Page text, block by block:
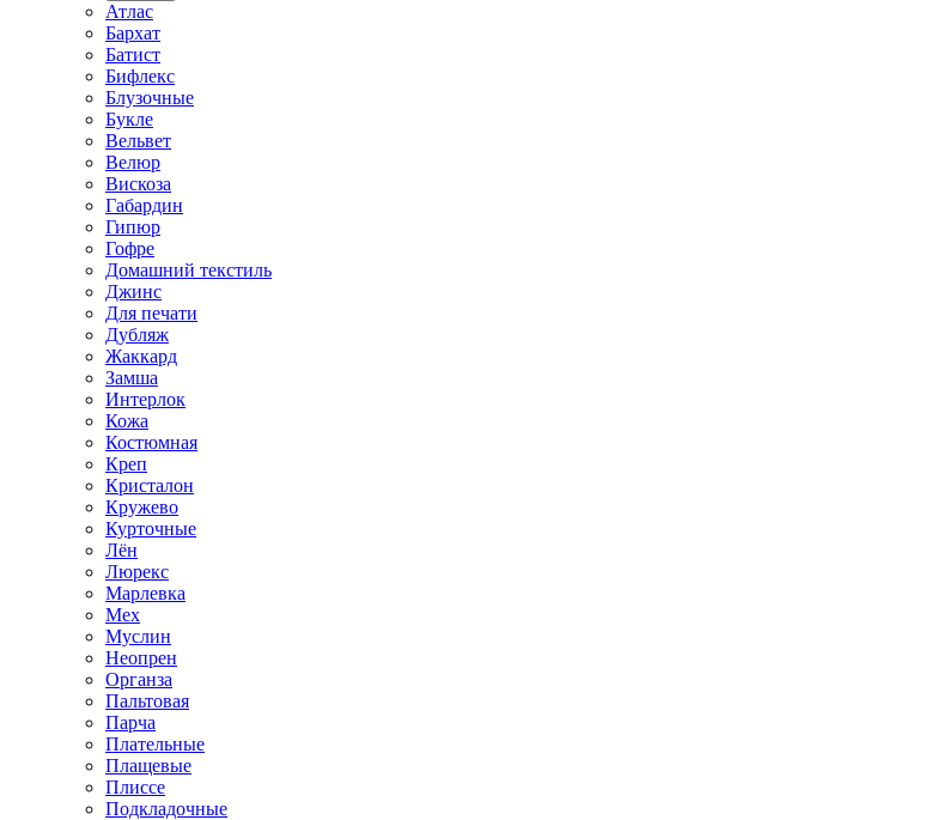
Атлас
Бархат
Батист
Бифлекс
Блузочные
Букле
Вельвет
Велюр
Вискоза
Габардин
Гипюр
Гофре
Домашний текстиль
Джинс
Для печати
Дубляж
Жаккард
Замша
Интерлок
Кожа
Костюмная
Креп
Кристалон
Кружево
Курточные
Лён
Люрекс
Марлевка
Мех
Муслин
Неопрен
Органза
Пальтовая
Парча
Плательные
Плащевые
Плиссе
Подкладочные